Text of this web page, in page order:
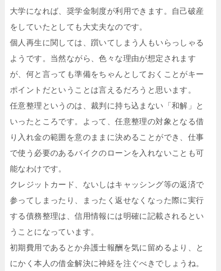
大学になれば、奨学金制度が利用できます。自己破産
をしていたとしても大丈夫なのです。
個人再生に関しては、躓いてしまう人もいらっしゃる
ようです。当然ながら、色々な理由が想定されます
が、何と言っても準備をちゃんとしておくことがキー
ポイントだということは言えるだろうと思います。
任意整理というのは、裁判に持ち込まない「和解」と
いったところです。よって、任意整理の対象となる借
り入れ金の範囲を意のままに決めることができ、仕事
で使う必要のあるバイクのローンを入れないことも可
能なわけです。
クレジットカード、ないしはキャッシング等の返済で
参ってしまったり、まったく返せなくなった際に実行
する債務整理は、信用情報には明確に記載されるとい
うことになっています。
初期費用であるとか弁護士報酬を気に留めるより、と
にかく本人の借金解決に神経を注ぐべきでしょうね。